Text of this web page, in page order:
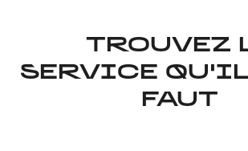
TROUVEZ
SERVICE
FAUT